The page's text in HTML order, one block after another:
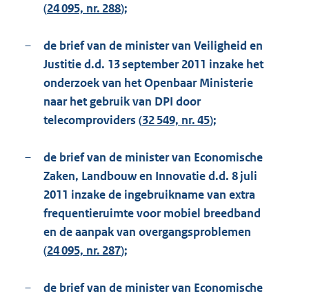
(24 095, nr. 288);
–
de brief van de minister van Veiligheid en
Justitie d.d. 13 september 2011 inzake het
onderzoek van het Openbaar Ministerie
naar het gebruik van DPI door
telecomproviders (32 549, nr. 45);
–
de brief van de minister van Economische
Zaken, Landbouw en Innovatie d.d. 8 juli
2011 inzake de ingebruikname van extra
frequentieruimte voor mobiel breedband
en de aanpak van overgangsproblemen
(24 095, nr. 287);
–
de brief van de minister van Economische